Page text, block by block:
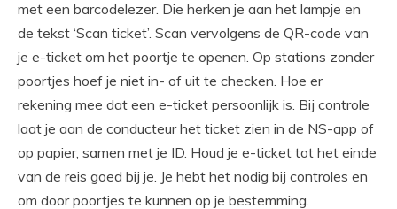
met een barcodelezer. Die herken je aan het lampje en
de tekst ‘Scan ticket’. Scan vervolgens de QR-code van
je e-ticket om het poortje te openen. Op stations zonder
poortjes hoef je niet in- of uit te checken. Hoe er
rekening mee dat een e-ticket persoonlijk is. Bij controle
laat je aan de conducteur het ticket zien in de NS-app of
op papier, samen met je ID. Houd je e-ticket tot het einde
van de reis goed bij je. Je hebt het nodig bij controles en
om door poortjes te kunnen op je bestemming.